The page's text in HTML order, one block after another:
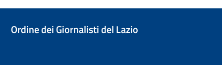
Ordine dei Giornalisti del Lazio